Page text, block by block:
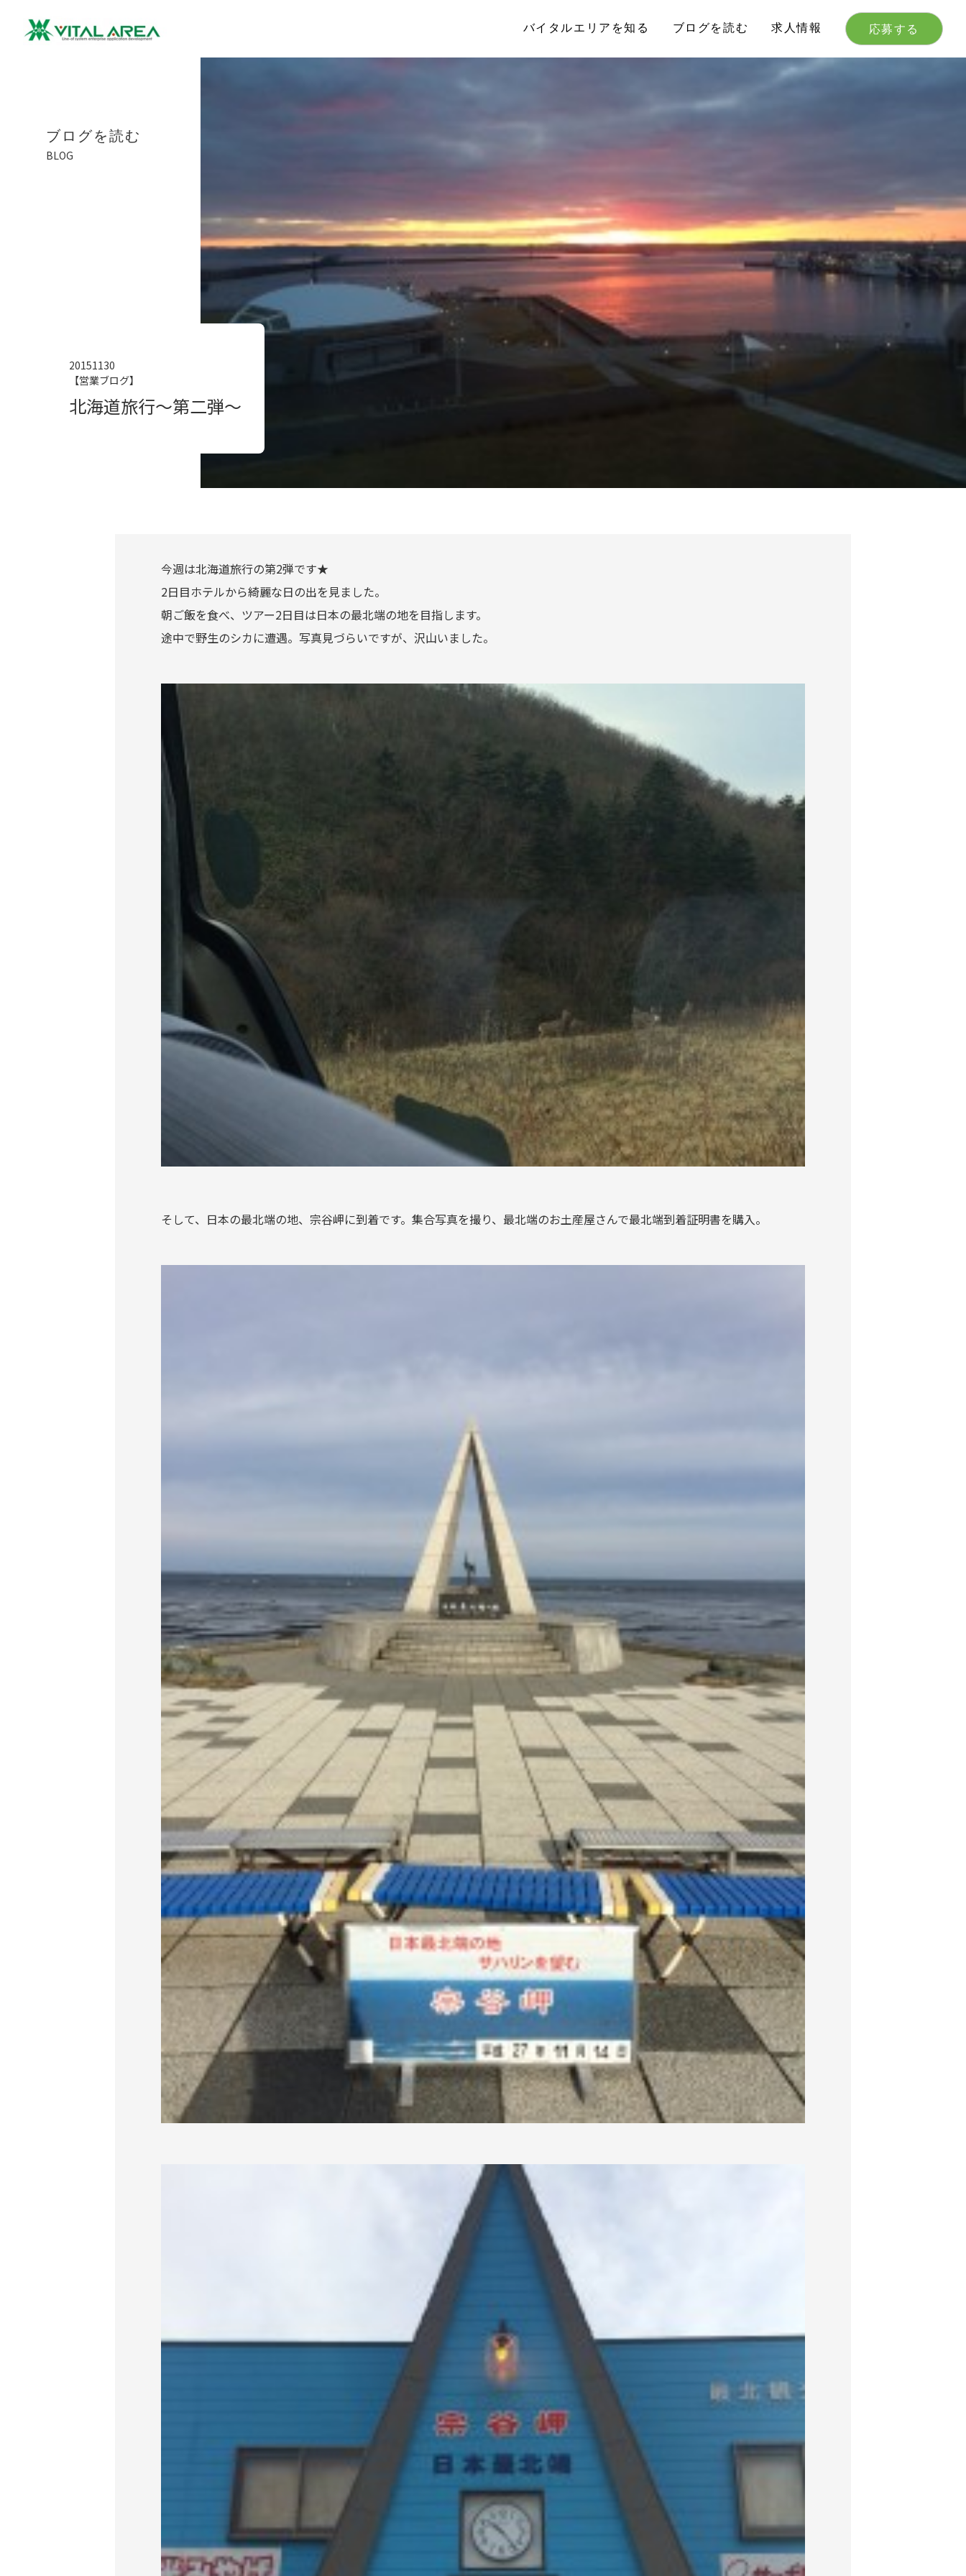
バイタルエリアを知る ブログを読む 求人情報 応募する
ブログを読む
BLOG
20151130
【営業ブログ】
北海道旅行～第二弾～
今週は北海道旅行の第2弾です★
2日目ホテルから綺麗な日の出を見ました。
朝ご飯を食べ、ツアー2日目は日本の最北端の地を目指します。
途中で野生のシカに遭遇。写真見づらいですが、沢山いました。
そして、日本の最北端の地、宗谷岬に到着です。集合写真を撮り、最北端のお土産屋さんで最北端到着証明書を購入。